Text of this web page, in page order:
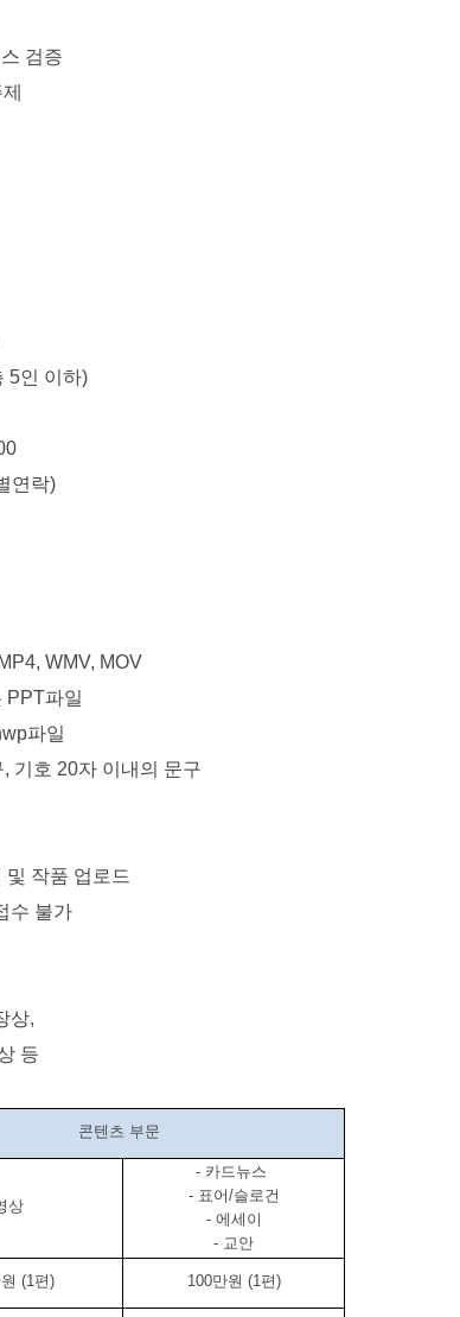
검증
5인 이하)
연락)
WMV, MOV
PPT파일
파일
, 기호 20자 이내의 문구
작품 업로드
수 불가
상,
등
콘텐츠 부문
상
- 카드뉴스
- 표어/슬로건
- 에세이
- 교안
(1편) 100만원 (1편)